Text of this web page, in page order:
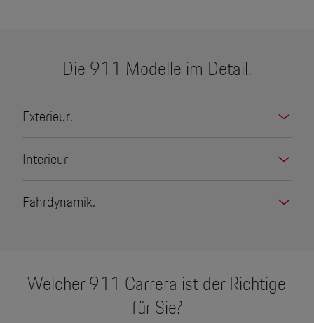
Die 911 Modelle im Detail.
Exterieur.
Interieur
Fahrdynamik.
Welcher 911 Carrera ist der Richtige
für Sie?